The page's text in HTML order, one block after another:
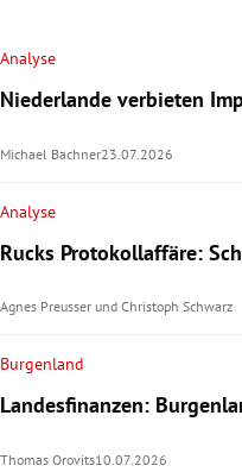
Analyse
Niederlande verbieten
Michael Bachner23.07.2026
Analyse
Rucks Protokollaffäre:
Agnes Preusser und Christoph Schwarz
Burgenland
Landesfinanzen:
Thomas Orovits10.07.2026